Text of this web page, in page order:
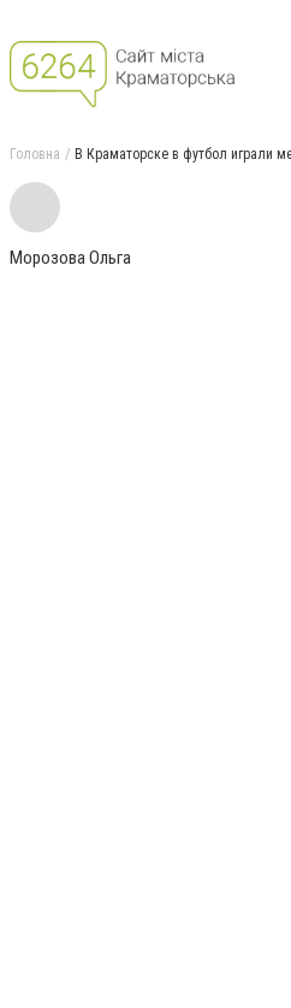
Головна В Краматорске в футбол играли
Морозова Ольга